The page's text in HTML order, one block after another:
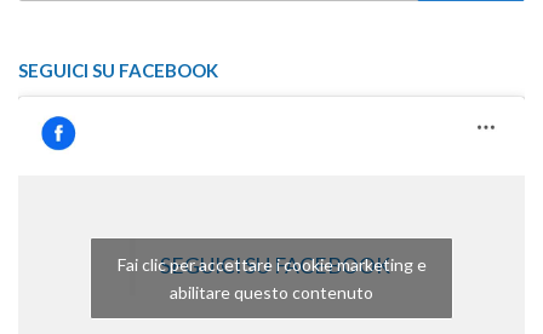
SEGUICI SU FACEBOOK
SEGUICI SU FACEBOOK
Fai clic per accettare i cookie marketing e
abilitare questo contenuto